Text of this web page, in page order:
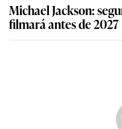
Michael Jackson:
filmará antes de 2027